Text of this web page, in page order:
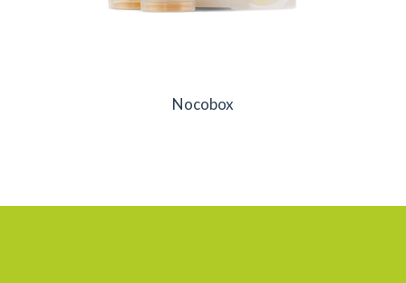
Nocobox